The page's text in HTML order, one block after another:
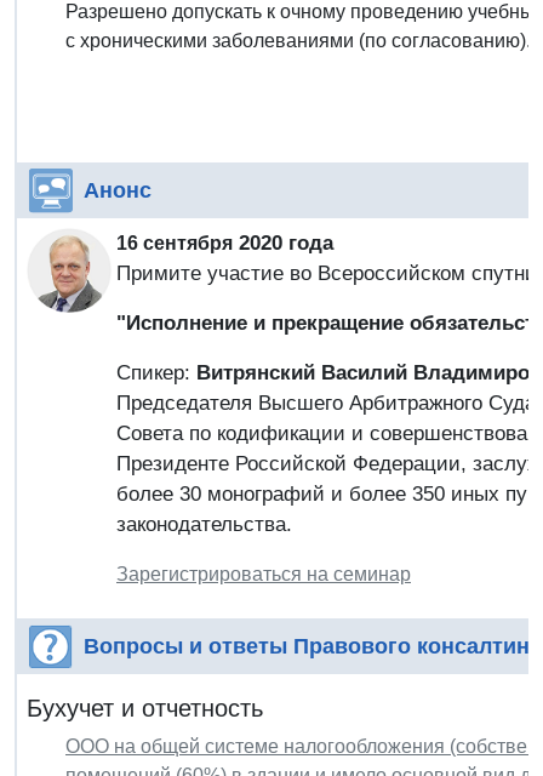
Разрешено допускать к очному проведению
с хроническими заболеваниями (по согласованию).
Анонс
16 сентября 2020 года
Примите участие во Всероссийском
"Исполнение и прекращение
Спикер: Витрянский Василий
Председателя Высшего Арбитражного
Совета по кодификации и
Президенте Российской Федерации,
более 30 монографий и более 350 иных
законодательства.
Зарегистрироваться на семинар
Вопросы и ответы Правового
Бухучет и отчетность
ООО на общей системе налогообложения